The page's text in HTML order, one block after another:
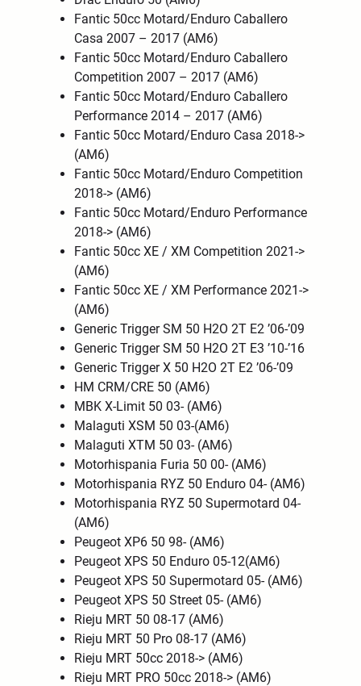
Fantic 50cc Motard/Enduro Caballero
Casa 2007 – 2017 (AM6)
Fantic 50cc Motard/Enduro Caballero
Competition 2007 – 2017 (AM6)
Fantic 50cc Motard/Enduro Caballero
Performance 2014 – 2017 (AM6)
Fantic 50cc Motard/Enduro Casa 2018->
(AM6)
Fantic 50cc Motard/Enduro Competition
2018-> (AM6)
Fantic 50cc Motard/Enduro Performance
2018-> (AM6)
Fantic 50cc XE / XM Competition 2021->
(AM6)
Fantic 50cc XE / XM Performance 2021->
(AM6)
Generic Trigger SM 50 H2O 2T E2 ’06-’09
Generic Trigger SM 50 H2O 2T E3 ’10-’16
Generic Trigger X 50 H2O 2T E2 ’06-’09
HM CRM/CRE 50 (AM6)
MBK X-Limit 50 03- (AM6)
Malaguti XSM 50 03-(AM6)
Malaguti XTM 50 03- (AM6)
Motorhispania Furia 50 00- (AM6)
Motorhispania RYZ 50 Enduro 04- (AM6)
Motorhispania RYZ 50 Supermotard 04-
(AM6)
Peugeot XP6 50 98- (AM6)
Peugeot XPS 50 Enduro 05-12(AM6)
Peugeot XPS 50 Supermotard 05- (AM6)
Peugeot XPS 50 Street 05- (AM6)
Rieju MRT 50 08-17 (AM6)
Rieju MRT 50 Pro 08-17 (AM6)
Rieju MRT 50cc 2018-> (AM6)
Rieju MRT PRO 50cc 2018-> (AM6)